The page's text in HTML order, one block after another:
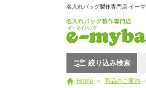
名入れバッグ製作専門店 イー
絞り込み検索
Home 商品のご案内